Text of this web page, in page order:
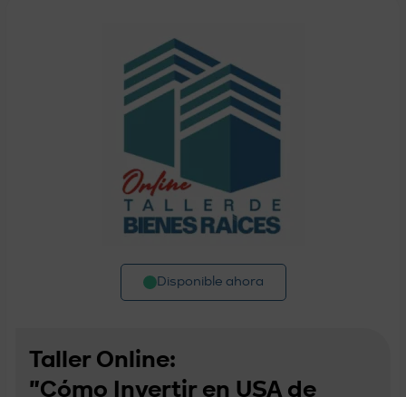
Disponible ahora
Taller Online:
"Cómo Invertir en USA de